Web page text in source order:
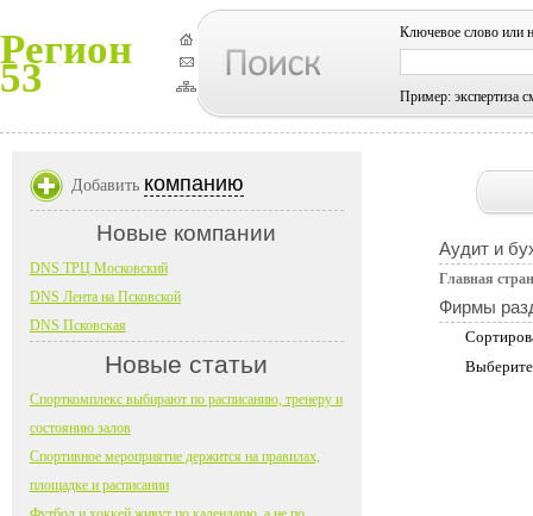
Регион
53
Ключевое слово или
Пример: экспертиза
Аудит и
Главная
Фирмы
Добавить компанию
Новые компании
DNS ТРЦ Московский
DNS Лента на Псковской
DNS Псковская
Новые статьи
Спорткомплекс выбирают по расписанию, тренеру и
состоянию залов
Спортивное мероприятие держится на правилах,
площадке и расписании